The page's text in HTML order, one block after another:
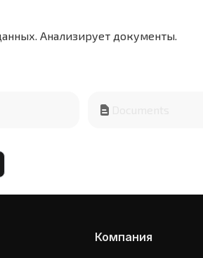
Анализирует документы.
Компания